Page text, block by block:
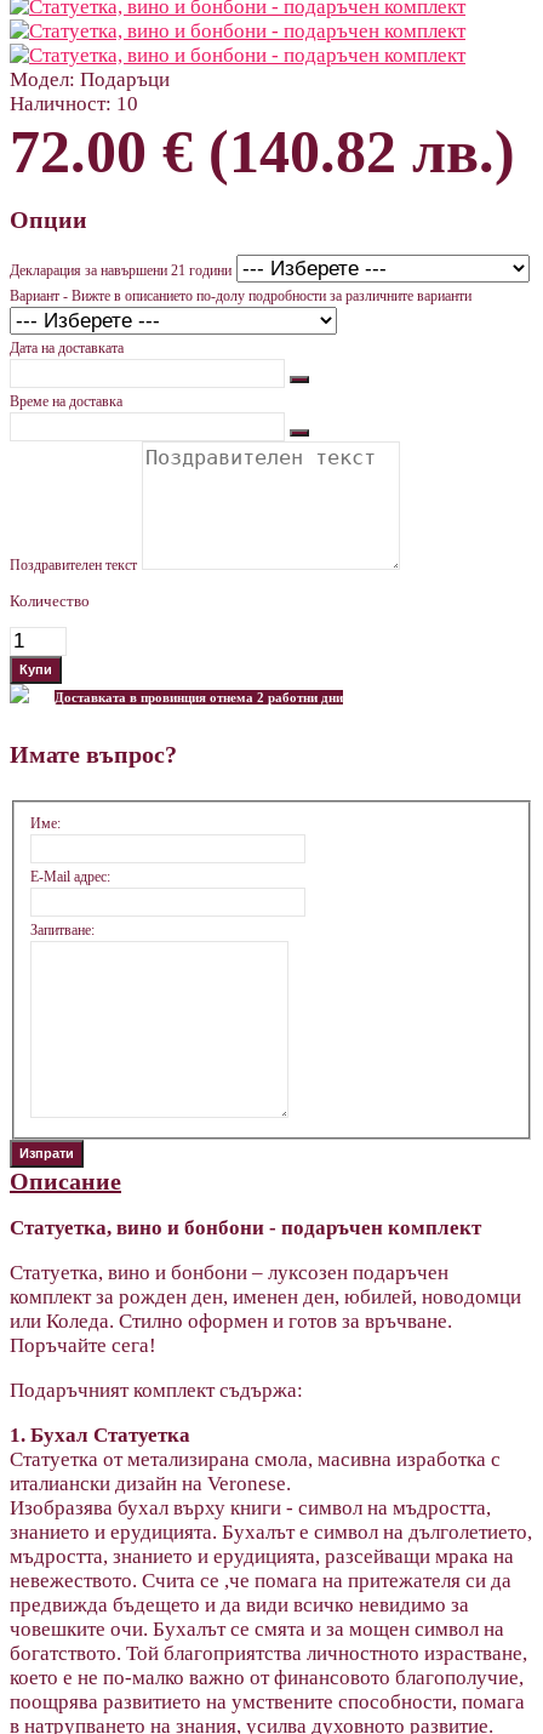
Модел: Подаръци
Наличност: 10
72.00 € (140.82 лв.)
Опции
Декларация за навършени 21 години
Вариант - Вижте в описанието по-долу подробности за различните варианти
Дата на доставката
Време на доставка
Поздравителен текст
Количество
Доставката в провинция отнема 2 работни дни
Имате въпрос?
Име:
E-Mail адрес:
Запитване:
Описание
Статуетка, вино и бонбони - подаръчен комплект
Статуетка, вино и бонбони – луксозен подаръчен
комплект за рожден ден, именен ден, юбилей, новодомци
или Коледа. Стилно оформен и готов за връчване.
Поръчайте сега!
Подаръчният комплект съдържа:
1. Бухал Статуетка
Статуетка от метализирана смола, масивна изработка с
италиански дизайн на Veronese.
Изобразява бухал върху книги - символ на мъдростта,
знанието и ерудицията. Бухалът е символ на дълголетието,
мъдростта, знанието и ерудицията, разсейващи мрака на
невежеството. Счита се ,че помага на притежателя си да
предвижда бъдещето и да види всичко невидимо за
човешките очи. Бухалът се смята и за мощен символ на
богатството. Той благоприятства личностното израстване,
което е не по-малко важно от финансовото благополучие,
поощрява развитието на умствените способности, помага
в натрупването на знания, усилва духовното развитие.